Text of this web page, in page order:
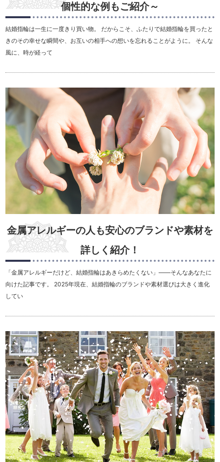
個性的な例もご紹介～
結婚指輪は一生に一度きり買い物。 だからこそ、ふたりで結婚指輪を買ったと
きのその幸せな瞬間や、お互いの相手への想いを忘れることがように。 そんな
風に、時が経って
金属アレルギーの人も安心のブランドや素材を
詳しく紹介！
「金属アレルギーだけど、結婚指輪はあきらめたくない」——そんなあなたに
向けた記事です。 2025年現在、結婚指輪のブランドや素材選びは大きく進化
してい